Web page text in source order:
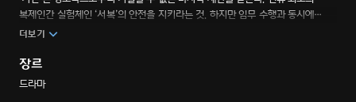
복제인간 실험체인 ‘서복’의 안전을 지키라는 것. 하지만 임무 수행과 동시에
‘서복’을 노리는 여러 집단의 추적은 점점 거세지고, 이들은 결국 피할 수 없는
더보기
장르
드라마